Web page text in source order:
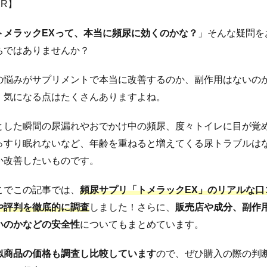
】
メラックEXって、本当に頻尿に効くのかな？ 」そんな疑問を
ではありませんか？
悩みがサプリメントで本当に改善するのか、副作用はないの
気になる点はたくさんありますよね。
した瞬間の尿漏れやおでかけ中の頻尿、度々トイレに目が覚
すり眠れないなど、年齢を重ねると増えてくる尿トラブルは
改善したいものです。
でこの記事では、 頻尿サプリ「トメラックEX」のリアルな口
評判を徹底的に調査しました！さらに、 販売店や成分、副作
のかなどの安全性についてもまとめています。
商品の価格も調査し比較していますので、ぜひ購入の際の判